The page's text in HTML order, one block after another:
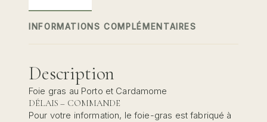
INFORMATIONS COMPLÉMENTAIRES
Description
Foie gras au Porto et Cardamome
DÉLAIS – COMMANDE
Pour votre information, le foie-gras est fabriqué à